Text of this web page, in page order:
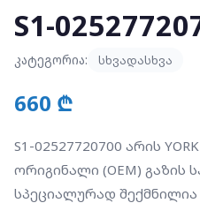
S1-
კატეგორია: სხვადასხვა
660 ₾
S1-02527720700 არის
ორიგინალი (OEM) გაზის
სპეციალურად